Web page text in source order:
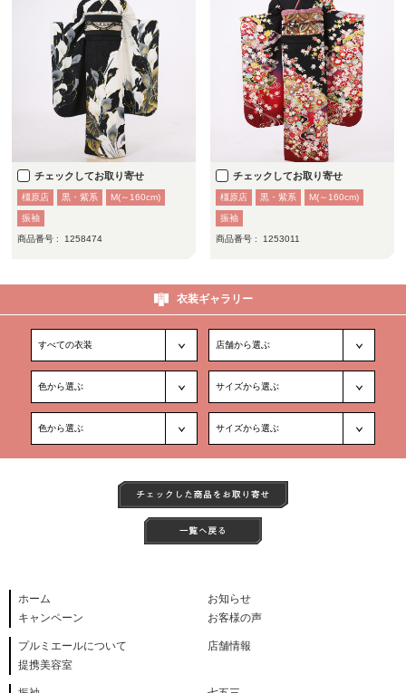
チェックしてお取り寄せ
橿原店 黒・紫系 M(～160cm)
振袖
商品番号 : 1258474
チェックしてお取り寄せ
橿原店 黒・紫系 M(～160cm)
振袖
商品番号 : 1253011
衣装ギャラリー
ホーム
お知らせ
キャンペーン
お客様の声
プルミエールについて
店舗情報
提携美容室